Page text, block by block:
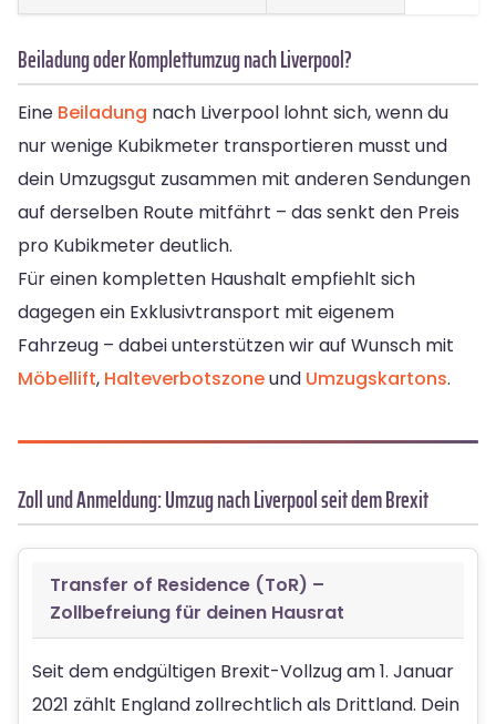
Beiladung oder Komplettumzug nach Liverpool?
Eine Beiladung nach Liverpool lohnt sich, wenn du
nur wenige Kubikmeter transportieren musst und
dein Umzugsgut zusammen mit anderen Sendungen
auf derselben Route mitfährt – das senkt den Preis
pro Kubikmeter deutlich.
Für einen kompletten Haushalt empfiehlt sich
dagegen ein Exklusivtransport mit eigenem
Fahrzeug – dabei unterstützen wir auf Wunsch mit
Möbellift, Halteverbotszoneund Umzugskartons.
Zoll und Anmeldung: Umzug nach Liverpool seit dem Brexit
Transfer of Residence (ToR) –
Zollbefreiung für deinen Hausrat
Seit dem endgültigen Brexit-Vollzug am 1. Januar
2021 zählt England zollrechtlich als Drittland. Dein